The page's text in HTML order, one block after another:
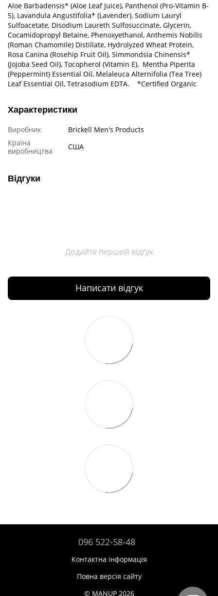
Aloe Barbadensis* (Aloe Leaf Juice), Panthenol (Pro-Vitamin B-
5), Lavandula Angustifolia* (Lavender), Sodium Lauryl
Sulfoacetate, Disodium Laureth Sulfosuccinate, Glycerin,
Cocamidopropyl Betaine, Phenoxyethanol, Anthemis Nobilis
(Roman Chamomile) Distillate, Hydrolyzed Wheat Protein,
Rosa Canina (Rosehip Fruit Oil), Simmondsia Chinensis*
(Jojoba Seed Oil), Tocopherol (Vitamin E), Mentha Piperita
(Peppermint) Essential Oil, Melaleuca Alternifolia (Tea Tree)
Leaf Essential Oil, Tetrasodium EDTA. *Certified Organic
Характеристики
Виробник
Brickell Men's Products
Країна
виробництва
США
Відгуки
Додайте перший відгук
Написати відгук
096 522-58-48
Контактна інформація
Повна версія сайту
© MANUP 2026